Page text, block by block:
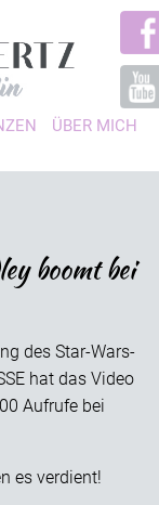
ÜBER MICH
boomt bei
des Star-Wars-
hat das Video
Aufrufe bei
es verdient!